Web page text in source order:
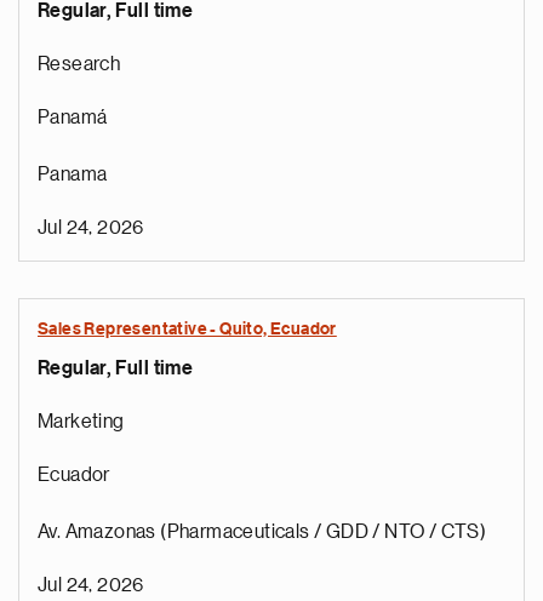
Regular, Full time
Research
Panamá
Panama
Jul 24, 2026
Sales Representative - Quito, Ecuador
Regular, Full time
Marketing
Ecuador
Av. Amazonas (Pharmaceuticals / GDD / NTO / CTS)
Jul 24, 2026